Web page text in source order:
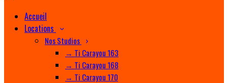
Accueil
Locations
Nos Studios
→ Ti Carayou 163
→ Ti Carayou 168
→ Ti Carayou 170